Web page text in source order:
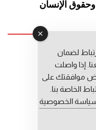
وحقوق الإنسان
التوراني
المعطي قبال
حوحو
لضمان
إذا واصلت
موافقتك على
الخاصة بنا.
الخصوصية